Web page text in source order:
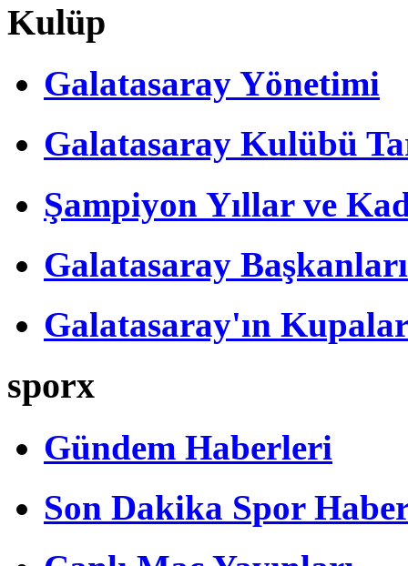
Kulüp
Galatasaray Yönetimi
Galatasaray Kulübü
Şampiyon Yıllar ve
Galatasaray Başkanları
Galatasaray'ın
sporx
Gündem Haberleri
Son Dakika Spor